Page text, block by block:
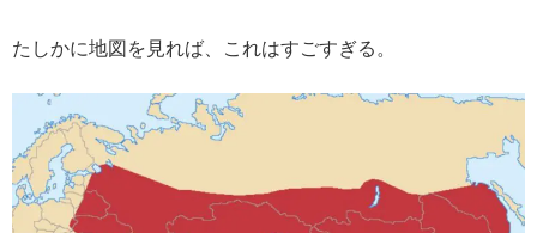
たしかに地図を見れば、これはすごすぎる。